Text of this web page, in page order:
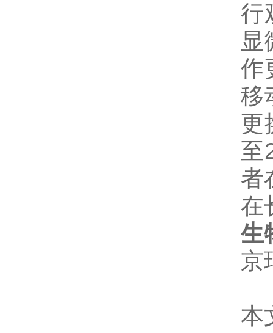
行
显
作
移
更
至
者
在
生
京
本